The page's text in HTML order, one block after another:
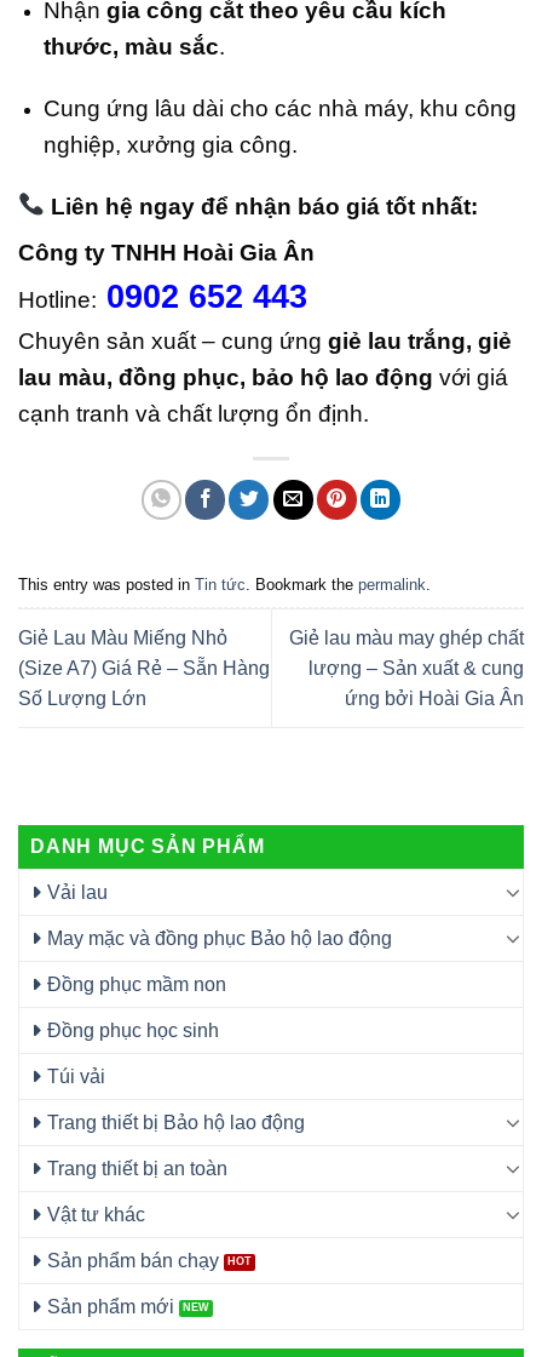
Nhận gia công cắt theo yêu cầu kích
thước, màu sắc.
Cung ứng lâu dài cho các nhà máy, khu công
nghiệp, xưởng gia công.
Liên hệ ngay để nhận báo giá tốt nhất:
Công ty TNHH Hoài Gia Ân
Hotline: 0902 652 443
Chuyên sản xuất – cung ứng giẻ lau trắng, giẻ
lau màu, đồng phục, bảo hộ lao động với giá
cạnh tranh và chất lượng ổn định.
This entry was posted in Tin tức . Bookmark the permalink
Giẻ Lau Màu Miếng Nhỏ
(Size A7) Giá Rẻ – Sẵn Hàng
Số Lượng Lớn
Giẻ lau màu may ghép chất
lượng – Sản xuất & cung
ứng bởi Hoài Gia Ân
DANH MỤC SẢN PHẨM
Vải lau
May mặc và đồng phục Bảo hộ lao động
Đồng phục mầm non
Đồng phục học sinh
Túi vải
Trang thiết bị Bảo hộ lao động
Trang thiết bị an toàn
Vật tư khác
Sản phẩm bán chạy
Sản phẩm mới